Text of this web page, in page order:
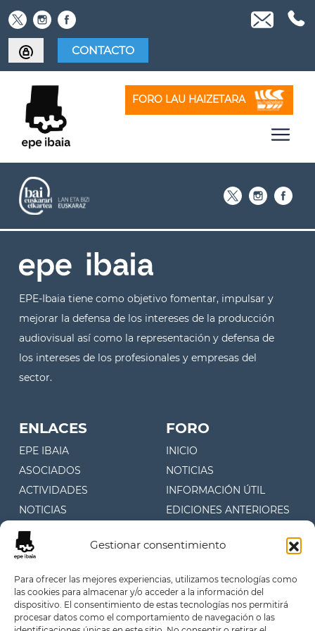
Gestionar consentimiento
Para ofrecer las mejores experiencias, utilizamos tecnologías como
las cookies para almacenar y/o acceder a la información del
dispositivo. El consentimiento de estas tecnologías nos permitirá
procesar datos como el comportamiento de navegación o las
Skip
to
content
CONTACTO
FORO LAU HAIZETARA
EPE-Ibaia tiene como objetivo fomentar, impulsar y
mejorar la defensa de los intereses de la producción
audiovisual así como la representación y defensa de
los intereses de los profesionales y empresas del
sector.
ENLACES
EPE IBAIA
ASOCIADOS
ACTIVIDADES
NOTICIAS
CONTACTO
FORO
INICIO
NOTICIAS
INFORMACIÓN ÚTIL
EDICIONES ANTERIORES
CONTACTO
Juan Fermín Gilisagasti 4, 1º
Oficina 107 (Zuatzu)